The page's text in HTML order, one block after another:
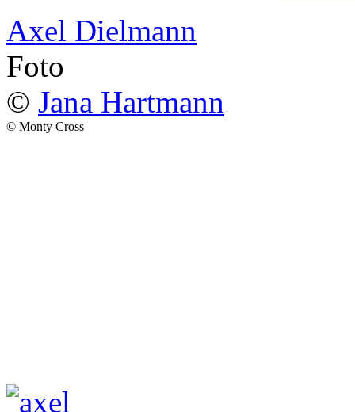
Axel Dielmann
Foto
© Jana Hartmann
© Monty Cross